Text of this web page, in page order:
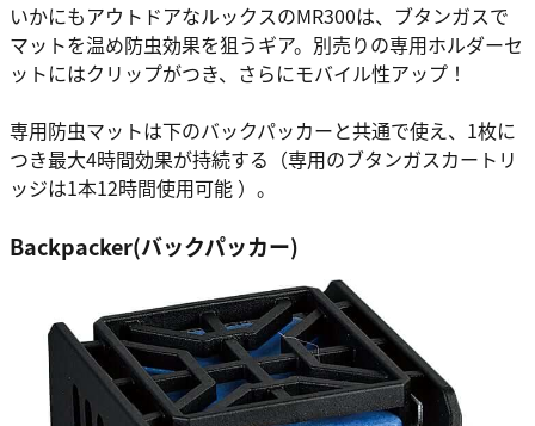
いかにもアウトドアなルックスのMR300は、ブタンガスで
マットを温め防虫効果を狙うギア。別売りの専用ホルダーセ
ットにはクリップがつき、さらにモバイル性アップ！
専用防虫マットは下のバックパッカーと共通で使え、1枚に
つき最大4時間効果が持続する（専用のブタンガスカートリ
ッジは1本12時間使用可能 ）。
Backpacker(バックパッカー)